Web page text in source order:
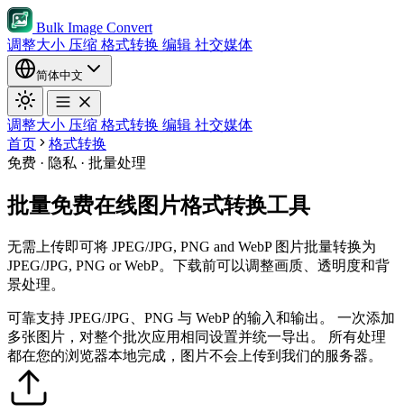
Bulk Image Convert
调整大小 压缩 格式转换 编辑 社交媒体
简体中文
调整大小 压缩 格式转换 编辑 社交媒体
首页
格式转换
免费 · 隐私 · 批量处理
批量免费在线图片格式转换工具
无需上传即可将 JPEG/JPG, PNG and WebP 图片批量转换为
JPEG/JPG, PNG or WebP。下载前可以调整画质、透明度和背
景处理。
可靠支持 JPEG/JPG、PNG 与 WebP 的输入和输出。 一次添加
多张图片，对整个批次应用相同设置并统一导出。
所有处理
都在您的浏览器本地完成，图片不会上传到我们的服务器。